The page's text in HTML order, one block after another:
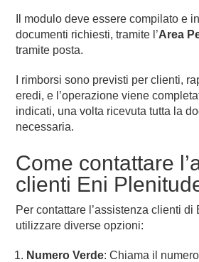
Il modulo deve essere compilato e
documenti richiesti, tramite l’Area
tramite posta.
I rimborsi sono previsti per clienti,
eredi, e l’operazione viene
indicati, una volta ricevuta tutta la
necessaria.
Come contattare
clienti Eni
Per contattare l’assistenza clienti
utilizzare diverse opzioni:
Numero Verde: Chiama il